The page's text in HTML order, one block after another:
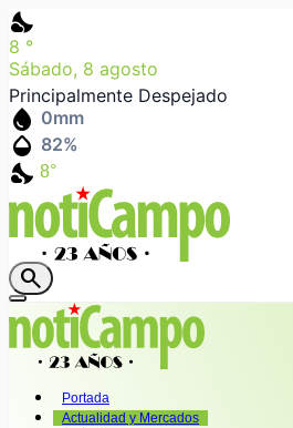
nights_stay
8 °
Sábado, 8 agosto
Principalmente Despejado
water_drop 0mm
humidity_mid 82%
nights_stay 8°
search
Portada
Actualidad y Mercados